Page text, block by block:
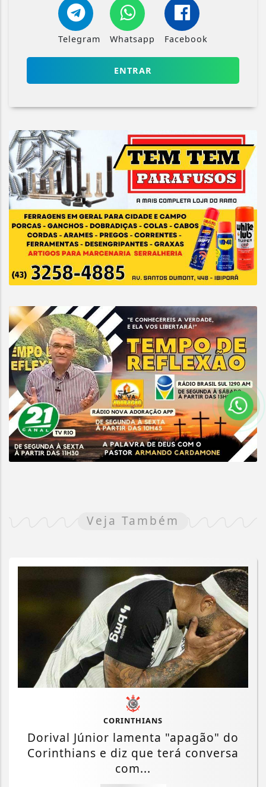
Telegram Whatsapp Facebook
ENTRAR
Veja Também
CORINTHIANS
Dorival Júnior lamenta "apagão" do
Corinthians e diz que terá conversa
com...